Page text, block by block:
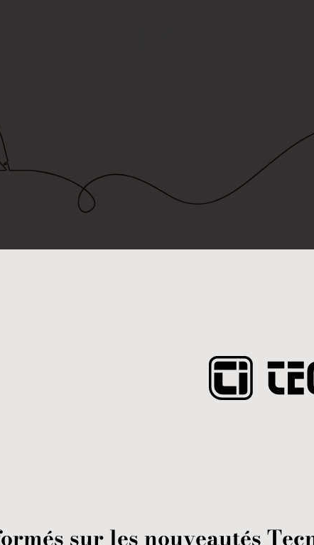
sur les nouveautés